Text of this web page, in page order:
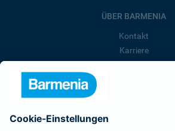
ÜBER BARMENIA
Kontakt
Karriere
Barmenia ist Teil der